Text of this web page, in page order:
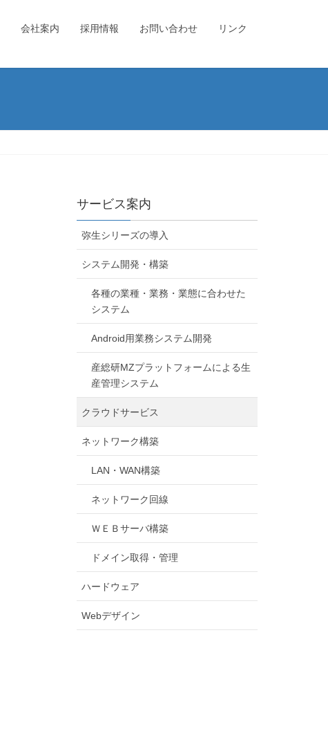
会社案内 採用情報 お問い合わせ リンク
サービス案内
弥生シリーズの導入
システム開発・構築
各種の業種・業務・業態に合わせた
システム
Android用業務システム開発
産総研MZプラットフォームによる生
産管理システム
クラウドサービス
ネットワーク構築
LAN・WAN構築
ネットワーク回線
ＷＥＢサーバ構築
ドメイン取得・管理
ハードウェア
Webデザイン